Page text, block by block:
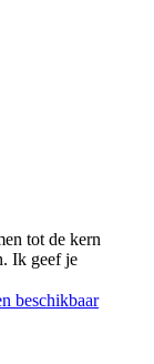
tot de kern
Ik geef je
beschikbaar